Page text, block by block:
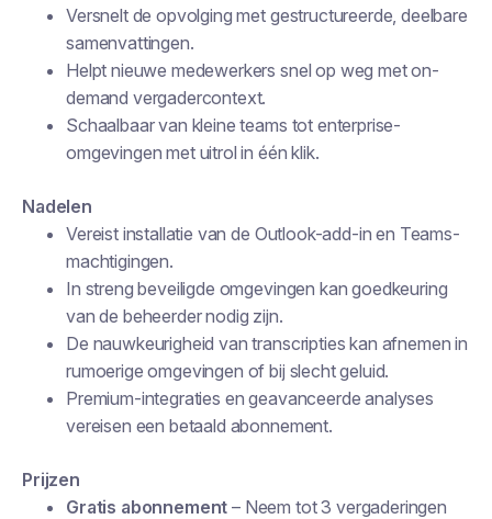
Versnelt de opvolging met gestructureerde, deelbare
samenvattingen.
Helpt nieuwe medewerkers snel op weg met on-
demand vergadercontext.
Schaalbaar van kleine teams tot enterprise-
omgevingen met uitrol in één klik.
Nadelen
Vereist installatie van de Outlook-add-in en Teams-
machtigingen.
In streng beveiligde omgevingen kan goedkeuring
van de beheerder nodig zijn.
De nauwkeurigheid van transcripties kan afnemen in
rumoerige omgevingen of bij slecht geluid.
Premium-integraties en geavanceerde analyses
vereisen een betaald abonnement.
Prijzen
Gratis abonnement – Neem tot 3 vergaderingen